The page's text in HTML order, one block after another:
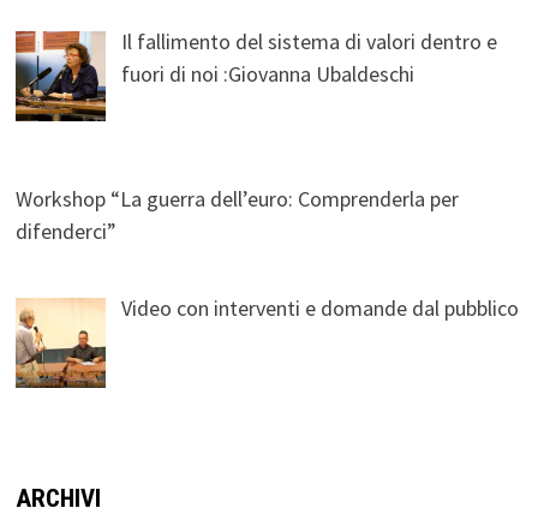
Il fallimento del sistema di valori dentro e
fuori di noi :Giovanna Ubaldeschi
Workshop “La guerra dell’euro: Comprenderla per
difenderci”
Video con interventi e domande dal pubblico
ARCHIVI